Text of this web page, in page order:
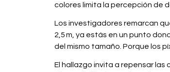
colores limita la percepción de
Los investigadores remarcan
2,5 m, ya estás en un punto
del mismo tamaño. Porque los
El hallazgo invita a repensar